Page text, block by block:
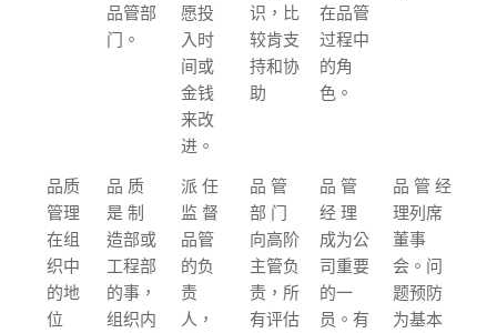
品管部
门。
愿投
入时
间或
金钱
来改
进。
识，比
较肯支
持和协
助
在品管
过程中
的角
色。
品质
管理
在组
织中
的地
位
品 质
是 制
造部或
工程部
的事，
组织内
派 任
监 督
品管
的负
责
人，
品 管
部 门
向高阶
主管负
责，所
有评估
品 管
经 理
成为公
司重要
的一
员。有
品 管 经
理列席
董事
会。问
题预防
为基本